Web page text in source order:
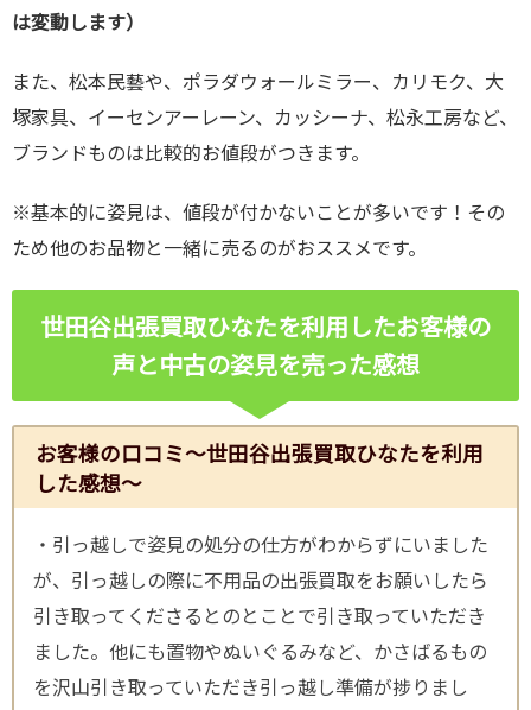
は変動します）
また、松本民藝や、ポラダウォールミラー、カリモク、大
塚家具、イーセンアーレーン、カッシーナ、松永工房など、
ブランドものは比較的お値段がつきます。
※基本的に姿見は、値段が付かないことが多いです！その
ため他のお品物と一緒に売るのがおススメです。
世田谷出張買取ひなたを利用したお客様の
声と中古の姿見を売った感想
お客様の口コミ～世田谷出張買取ひなたを利用
した感想～
・引っ越しで姿見の処分の仕方がわからずにいました
が、引っ越しの際に不用品の出張買取をお願いしたら
引き取ってくださるとのとことで引き取っていただき
ました。他にも置物やぬいぐるみなど、かさばるもの
を沢山引き取っていただき引っ越し準備が捗りまし